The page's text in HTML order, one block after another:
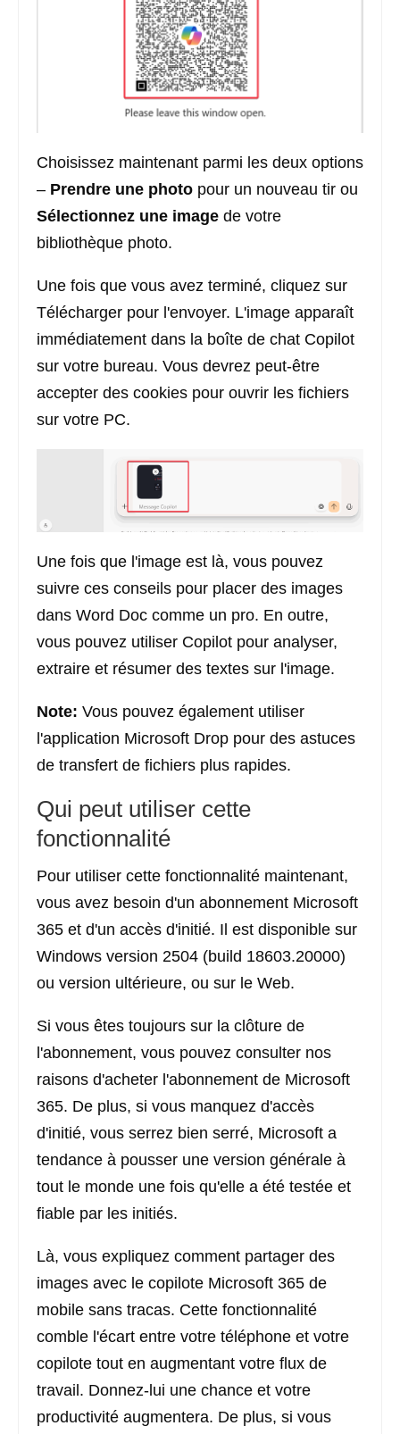
Choisissez maintenant parmi les deux options
– Prendre une photo pour un nouveau tir ou
Sélectionnez une image de votre
bibliothèque photo.
Une fois que vous avez terminé, cliquez sur
Télécharger pour l'envoyer. L'image apparaît
immédiatement dans la boîte de chat Copilot
sur votre bureau. Vous devrez peut-être
accepter des cookies pour ouvrir les fichiers
sur votre PC.
Une fois que l'image est là, vous pouvez
suivre ces conseils pour placer des images
dans Word Doc comme un pro. En outre,
vous pouvez utiliser Copilot pour analyser,
extraire et résumer des textes sur l'image.
Note: Vous pouvez également utiliser
l'application Microsoft Drop pour des astuces
de transfert de fichiers plus rapides.
Qui peut utiliser cette
fonctionnalité
Pour utiliser cette fonctionnalité maintenant,
vous avez besoin d'un abonnement Microsoft
365 et d'un accès d'initié. Il est disponible sur
Windows version 2504 (build 18603.20000)
ou version ultérieure, ou sur le Web.
Si vous êtes toujours sur la clôture de
l'abonnement, vous pouvez consulter nos
raisons d'acheter l'abonnement de Microsoft
365. De plus, si vous manquez d'accès
d'initié, vous serrez bien serré, Microsoft a
tendance à pousser une version générale à
tout le monde une fois qu'elle a été testée et
fiable par les initiés.
Là, vous expliquez comment partager des
images avec le copilote Microsoft 365 de
mobile sans tracas. Cette fonctionnalité
comble l'écart entre votre téléphone et votre
copilote tout en augmentant votre flux de
travail. Donnez-lui une chance et votre
productivité augmentera. De plus, si vous